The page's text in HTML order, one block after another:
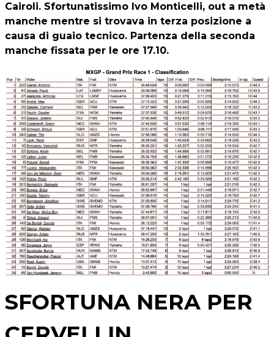
Cairoli. Sfortunatissimo Ivo Monticelli, out a metà
manche mentre si trovava in terza posizione a
causa di guaio tecnico. Partenza della seconda
manche fissata per le ore 17.10.
SFORTUNA NERA PER